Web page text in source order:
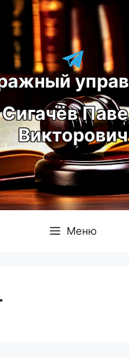
Сигачёв
Викторович
Меню